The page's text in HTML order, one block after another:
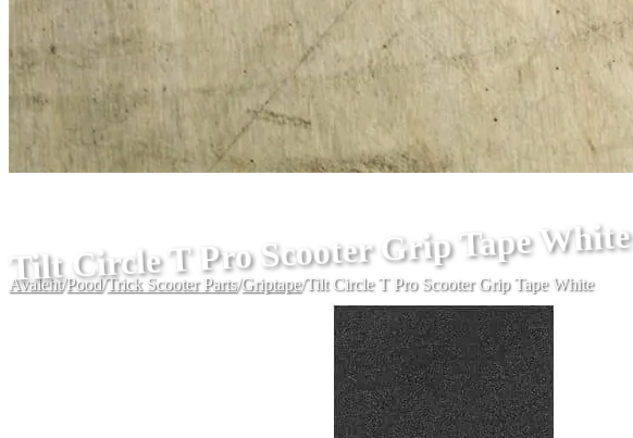
Tilt Circle T Pro Scooter Grip Tape White
Avaleht/Pood/Trick Scooter Parts/Griptape/Tilt Circle T Pro Scooter Grip Tape White